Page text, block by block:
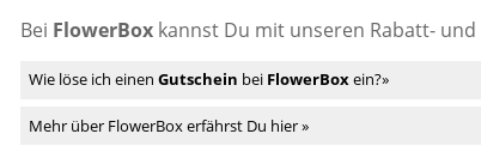
Bei FlowerBox kannst Du mit unseren Rabatt- und
Wie löse ich einen Gutschein bei FlowerBoxein?»
Mehr über FlowerBox erfährst Du hier »